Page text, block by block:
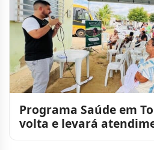
Programa Saúde em
volta e levará